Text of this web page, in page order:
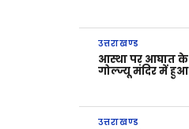
उत्तराखण्ड
आस्था पर आघात के
गोल्ज्यू मंदिर में
उत्तराखण्ड